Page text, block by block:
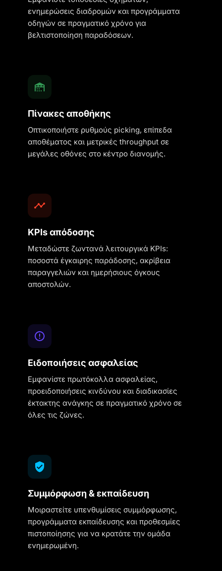
ενημερώσεις διαδρομών και προγράμματα
οδηγών σε πραγματικό χρόνο για
βελτιστοποίηση παραδόσεων.
Πίνακες αποθήκης
Οπτικοποιήστε ρυθμούς picking, επίπεδα
αποθέματος και μετρικές throughput σε
μεγάλες οθόνες στο κέντρο διανομής.
KPIs απόδοσης
Μεταδώστε ζωντανά λειτουργικά KPIs:
ποσοστά έγκαιρης παράδοσης, ακρίβεια
παραγγελιών και ημερήσιους όγκους
αποστολών.
Ειδοποιήσεις ασφαλείας
Εμφανίστε πρωτόκολλα ασφαλείας,
προειδοποιήσεις κινδύνου και διαδικασίες
έκτακτης ανάγκης σε πραγματικό χρόνο σε
όλες τις ζώνες.
Συμμόρφωση & εκπαίδευση
Μοιραστείτε υπενθυμίσεις συμμόρφωσης,
προγράμματα εκπαίδευσης και προθεσμίες
πιστοποίησης για να κρατάτε την ομάδα
ενημερωμένη.